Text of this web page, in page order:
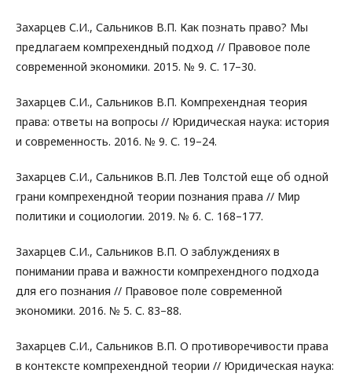
Захарцев С.И., Сальников В.П. Как познать право? Мы
предлагаем компрехендный подход // Правовое поле
современной экономики. 2015. № 9. С. 17–30.
Захарцев С.И., Сальников В.П. Компрехендная теория
права: ответы на вопросы // Юридическая наука: история
и современность. 2016. № 9. С. 19–24.
Захарцев С.И., Сальников В.П. Лев Толстой еще об одной
грани компрехендной теории познания права // Мир
политики и социологии. 2019. № 6. С. 168–177.
Захарцев С.И., Сальников В.П. О заблуждениях в
понимании права и важности компрехендного подхода
для его познания // Правовое поле современной
экономики. 2016. № 5. С. 83–88.
Захарцев С.И., Сальников В.П. О противоречивости права
в контексте компрехендной теории // Юридическая наука: